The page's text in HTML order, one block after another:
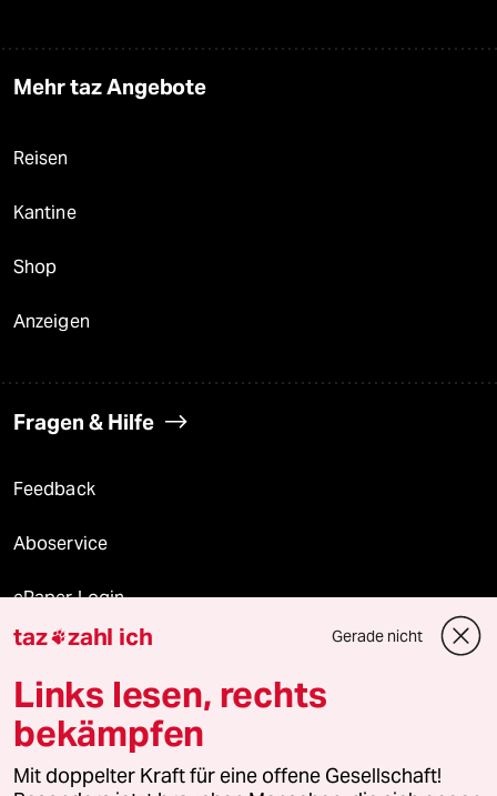
Mehr taz Angebote
Reisen
Kantine
Shop
Anzeigen
Fragen & Hilfe
Feedback
Aboservice
ePaper Login
Downloads für Abonnierende
© 2026 taz Verlags und Vertriebs GmbH
Alle Rechte vorbehalten. Bei rechtlichen Fragen oder für Genehmigungen
wenden Sie sich bitte an
lizenzen@taz.de
taz zahl ich Gerade nicht
Links lesen, rechts
bekämpfen
Mit doppelter Kraft für eine offene Gesellschaft!